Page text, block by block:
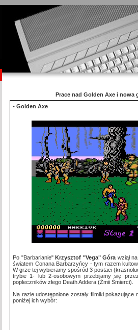
Prace nad Golden Axe i nowa
• Golden Axe
Po "Barbarianie" Krzysztof "Vega" Góra wziął
światem Conana Barbarzyńcy - tym razem
W grze tej wybieramy spośród 3 postaci
trybie 1- lub 2-osobowym przebijamy się
popleczników złego Death Addera (Żmii Śmierci).
Na razie udostępnione zostały filmiki pokazujące
poniżej ich wybór: